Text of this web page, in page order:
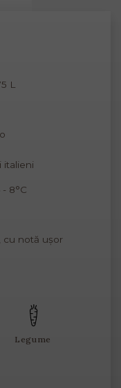
L
italieni
- 8°C
cu notă ușor
Legume